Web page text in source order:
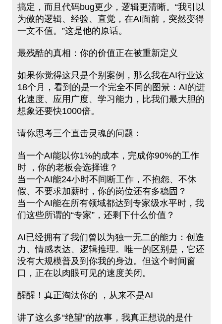
搞定，而且代码bug更少，逻辑更清晰。“我引以
为傲的逻辑、经验、直觉，在AI面前，突然变得
一文不值。”这是他的原话。
最残酷的真相：你的价值正在被重新定义
如果你觉得这只是个别案例，那么我在AI行业这
18个月，看到的是⼀个完全不同的图景：AI的进
化速度、应用广度、学习能力，比我们最大胆的
想象还要快1000倍。
请你思考三个直击灵魂的问题：
当一个AI能以你1%的成本，完成你90%的工作
时 ，你的老板会选择谁？
当一个AI能24小时不间断工作，不抱怨、不休
假、不要求加薪时，你的岗位还有多稳固？
当一个AI能在所有领域都达到专家级水平时，我
们这些所谓的“专家”，还剩下什么价值？
AI已经拥有了我们曾以为独一无二的能力：创造
力、情感表达、逻辑推理。唯一的区别是，它还
没有大规模普及到你我的身边。但这个时间窗
口，正在以肉眼可见的速度关闭。
醒醒！真正淘汰你的 ，从来不是AI
讲了这么多“绝望”的故事，我真正想说的是什